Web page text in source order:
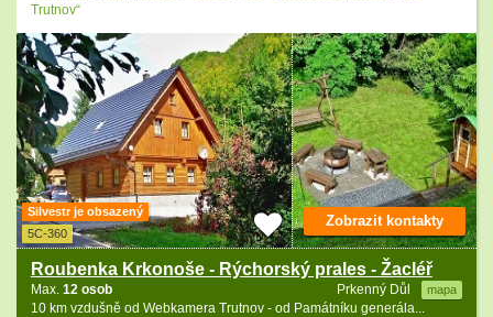
Trutnov“
Silvestr je obsazený
5C-360
Roubenka Krkonoše - Rýchorský prales - Žacléř
Prkenný Důl mapa
Max. 12 osob
10 km vzdušně od Webkamera Trutnov - od Památníku generála...
Zobrazit kontakty